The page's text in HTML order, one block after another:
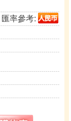
匯率參考: